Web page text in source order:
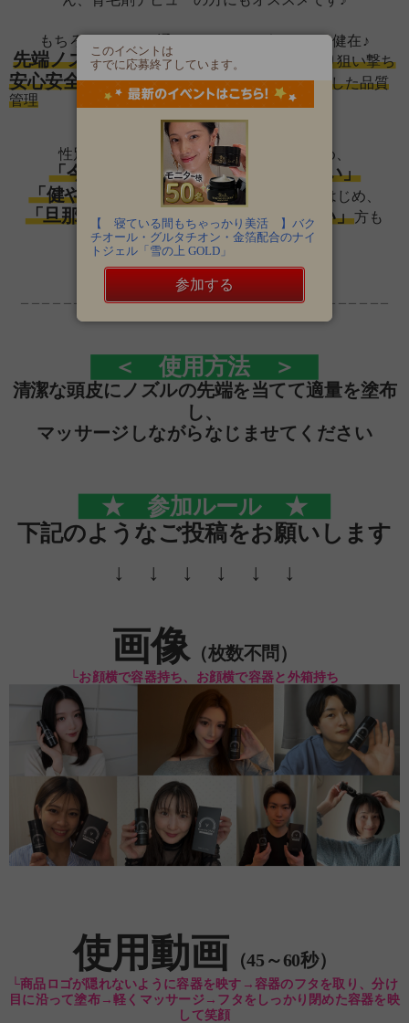
もちろんこれまで通りのオススメポイントも健在♪
先端ノズルタイプ：ピンポイントでしっかり狙い撃ち
安心安全の日本製：ISO22716取得工場の徹底した品質
管理
性別や年齢を問わずお使いいただけるため、
「今年はさらに自分を大事にしたい」
「健やかさを維持したい」
という方をはじめ、
「旦那や彼氏、パートナーに使いたい」方も
大歓迎です♪
＿＿＿＿＿＿＿＿＿＿＿＿＿＿＿＿＿＿＿＿＿＿＿＿＿＿＿＿＿＿＿＿＿＿＿
＜ 使用方法 ＞
清潔な頭皮にノズルの先端を当てて適量を塗布
し、
マッサージしながらなじませてください
★ 参加ルール ★
下記のようなご投稿をお願いします
↓ ↓ ↓ ↓ ↓ ↓
画像（枚数不問）
└お顔横で容器持ち、お顔横で容器と外箱持ち
使用動画 （45～60秒）
└商品ロゴが隠れないように容器を映す→容器のフタを取り、分け
目に沿って塗布→軽くマッサージ→フタをしっかり閉めた容器を映
して笑顔
このイベントは
すでに応募終了しています。
【 寝ている間もちゃっかり美活 】バク
チオール・グルタチオン・金箔配合のナイ
トジェル「雪の上 GOLD」
参加する